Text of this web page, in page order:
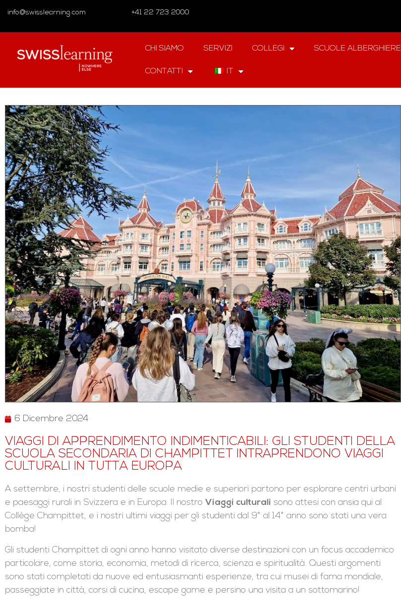
info@swisslearning.com +41 22 723 2000
CHI SIAMO SERVIZI COLLEGI SCUOLE ALBERGHIERE
CONTATTI IT
6 Dicembre 2024
VIAGGI DI APPRENDIMENTO INDIMENTICABILI: GLI STUDENTI DELLA
SCUOLA SECONDARIA DI CHAMPITTET INTRAPRENDONO VIAGGI
CULTURALI IN TUTTA EUROPA
A settembre, i nostri studenti delle scuole medie e superiori partono per esplorare centri urbani
e paesaggi rurali in Svizzera e in Europa. Il nostro Viaggi culturali sono attesi con ansia qui al
Collège Champittet, e i nostri ultimi viaggi per gli studenti dal 9° al 14° anno sono stati una vera
bomba!
Gli studenti Champittet di ogni anno hanno visitato diverse destinazioni con un focus accademico
particolare, come storia, economia, metodi di ricerca, scienza e spiritualità. Questi argomenti
sono stati completati da nuove ed entusiasmanti esperienze, tra cui musei di fama mondiale,
passeggiate in città, corsi di cucina, escape game e persino una visita a un sottomarino!